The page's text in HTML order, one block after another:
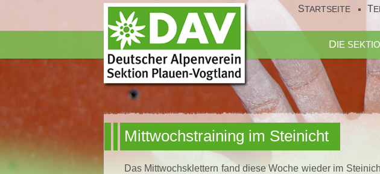
STARTSEITE
DIE
Mittwochstraining im Steinicht
Das Mittwochsklettern fand diese Woche wieder im